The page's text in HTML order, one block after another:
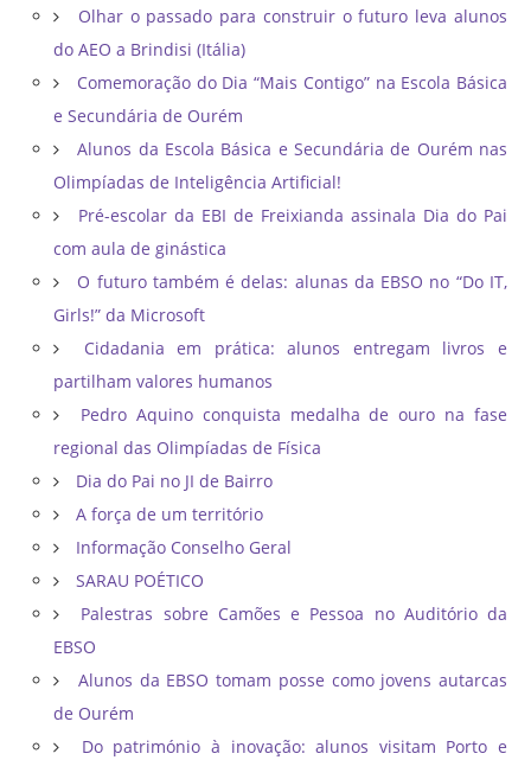
Olhar o passado para construir o futuro leva alunos
do AEO a Brindisi (Itália)
Comemoração do Dia “Mais Contigo” na Escola Básica
e Secundária de Ourém
Alunos da Escola Básica e Secundária de Ourém nas
Olimpíadas de Inteligência Artificial!
Pré-escolar da EBI de Freixianda assinala Dia do Pai
com aula de ginástica
O futuro também é delas: alunas da EBSO no “Do IT,
Girls!” da Microsoft
Cidadania em prática: alunos entregam livros e
partilham valores humanos
Pedro Aquino conquista medalha de ouro na fase
regional das Olimpíadas de Física
Dia do Pai no JI de Bairro
A força de um território
Informação Conselho Geral
SARAU POÉTICO
Palestras sobre Camões e Pessoa no Auditório da
EBSO
Alunos da EBSO tomam posse como jovens autarcas
de Ourém
Do património à inovação: alunos visitam Porto e